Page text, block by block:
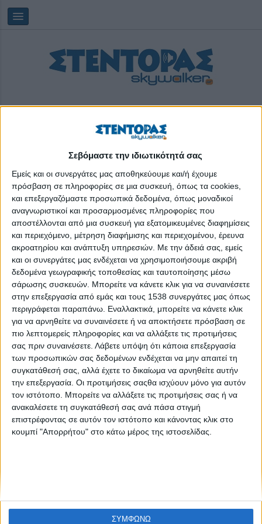
Σεβόμαστε την ιδιωτικότητά σας
Εμείς και οι συνεργάτες μας αποθηκεύουμε και/ή έχουμε
πρόσβαση σε πληροφορίες σε μια συσκευή, όπως τα cookies,
και επεξεργαζόμαστε προσωπικά δεδομένα, όπως μοναδικοί
αναγνωριστικοί και προσαρμοσμένες πληροφορίες που
αποστέλλονται από μια συσκευή για εξατομικευμένες διαφημίσεις
και περιεχόμενο, μέτρηση διαφήμισης και περιεχομένου, έρευνα
ακροατηρίου και ανάπτυξη υπηρεσιών. Με την άδειά σας, εμείς
και οι συνεργάτες μας ενδέχεται να χρησιμοποιήσουμε ακριβή
δεδομένα γεωγραφικής τοποθεσίας και ταυτοποίησης μέσω
σάρωσης συσκευών. Μπορείτε να κάνετε κλικ για να συναινέσετε
στην επεξεργασία από εμάς και τους 1538 συνεργάτες μας όπως
περιγράφεται παραπάνω. Εναλλακτικά, μπορείτε να κάνετε κλικ
για να αρνηθείτε να συναινέσετε ή να αποκτήσετε πρόσβαση σε
πιο λεπτομερείς πληροφορίες και να αλλάξετε τις προτιμήσεις
σας πριν συναινέσετε. Λάβετε υπόψη ότι κάποια επεξεργασία
των προσωπικών σας δεδομένων ενδέχεται να μην απαιτεί τη
συγκατάθεσή σας, αλλά έχετε το δικαίωμα να αρνηθείτε αυτήν
την επεξεργασία. Οι προτιμήσεις σαςθα ισχύουν μόνο για αυτόν
τον ιστότοπο. Μπορείτε να αλλάξετε τις προτιμήσεις σας ή να
ανακαλέσετε τη συγκατάθεσή σας ανά πάσα στιγμή
επιστρέφοντας σε αυτόν τον ιστότοπο και κάνοντας κλικ στο
κουμπί "Απορρήτου" στο κάτω μέρος της ιστοσελίδας.
ΣΥΜΦΩΝΩ
Πέμπτη, 06/08/2026 04:13:31
πανελλήνιο συνέδριο
2ο Πανελλήνιο Συνέδριο του Συλλόγου Συμβουλευτικής,
Coaching, Mentoring Ελλάδας – HCCMA
None feed
CONNECT
NEWSLETTER